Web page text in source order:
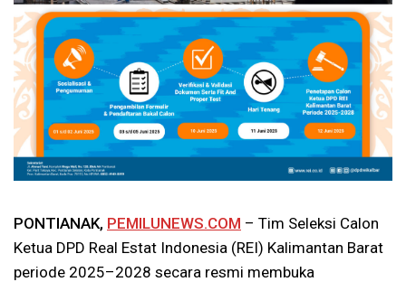
PONTIANAK, PEMILUNEWS.COM – Tim Seleksi Calon
Ketua DPD Real Estat Indonesia (REI) Kalimantan Barat
periode 2025–2028 secara resmi membuka